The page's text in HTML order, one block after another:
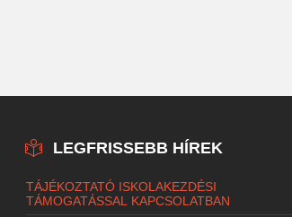
LEGFRISSEBB HÍREK
TÁJÉKOZTATÓ ISKOLAKEZDÉSI
TÁMOGATÁSSAL KAPCSOLATBAN